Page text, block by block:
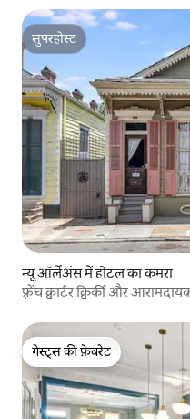
सुपरहोस्ट
सुपरहोस्ट
न्यू ऑर्लेअंस में होटल का कमरा
फ़्रेंच क्वार्टर क्विर्की और
गेस्ट्स की फ़ेवरेट
गेस्ट्स की फ़ेवरेट